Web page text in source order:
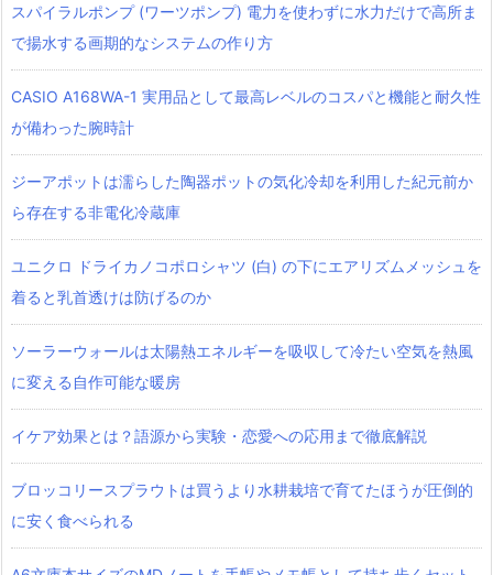
スパイラルポンプ (ワーツポンプ) 電力を使わずに水力だけで高所ま
で揚水する画期的なシステムの作り方
CASIO A168WA-1 実用品として最高レベルのコスパと機能と耐久性
が備わった腕時計
ジーアポットは濡らした陶器ポットの気化冷却を利用した紀元前か
ら存在する非電化冷蔵庫
ユニクロ ドライカノコポロシャツ‎ (白) の下にエアリズムメッシュを
着ると乳首透けは防げるのか
ソーラーウォールは太陽熱エネルギーを吸収して冷たい空気を熱風
に変える自作可能な暖房
イケア効果とは？語源から実験・恋愛への応用まで徹底解説
ブロッコリースプラウトは買うより水耕栽培で育てたほうが圧倒的
に安く食べられる